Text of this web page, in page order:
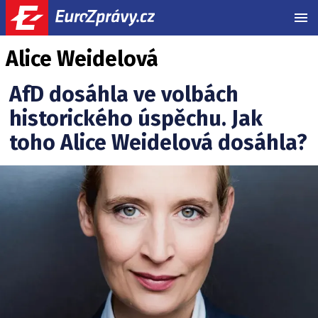
Alice Weidelová
AfD dosáhla ve volbách
historického úspěchu. Jak
toho Alice Weidelová dosáhla?